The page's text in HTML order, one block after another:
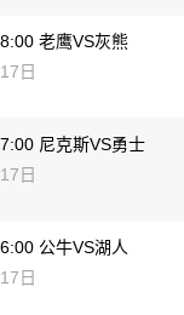
老鹰VS灰熊
日
尼克斯VS勇士
日
公牛VS湖人
日